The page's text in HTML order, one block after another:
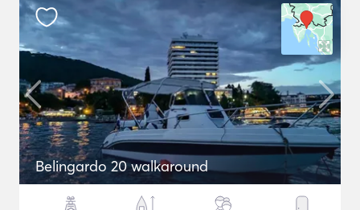
Belingardo 20 walkaround